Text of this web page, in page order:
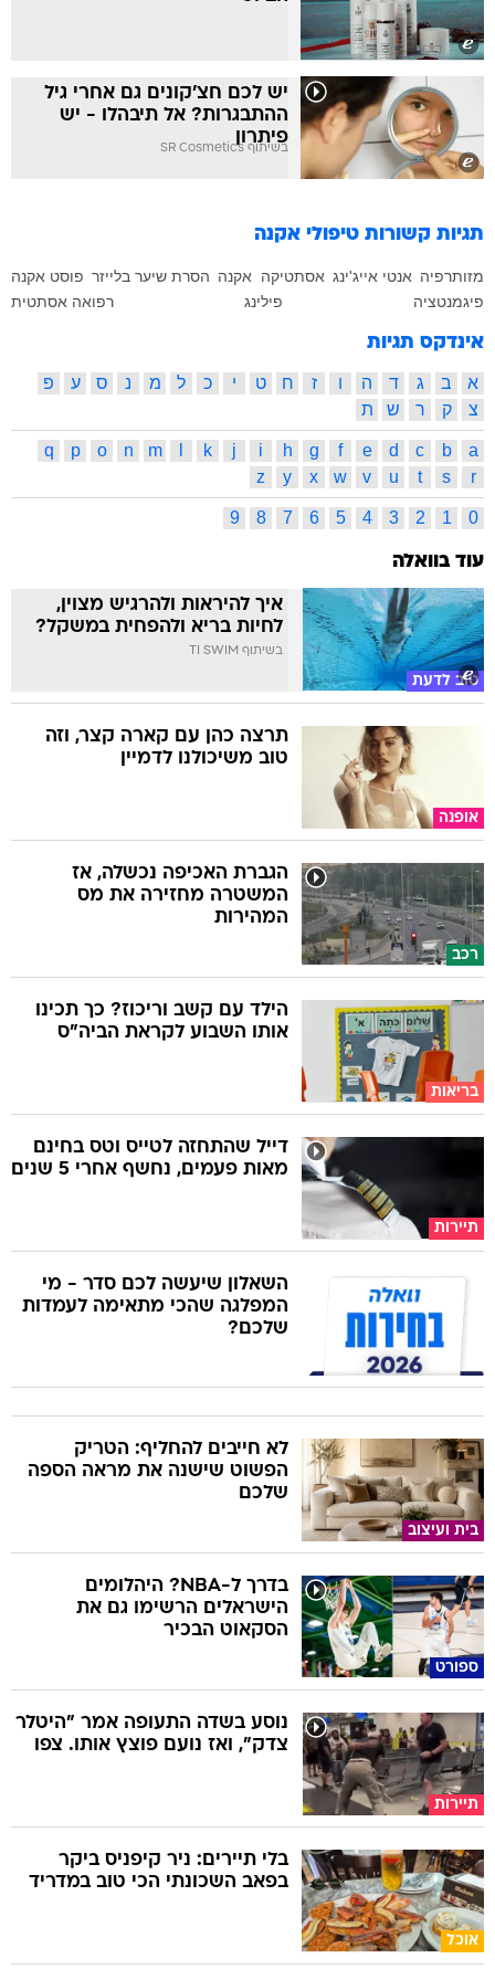
יש לכם חצ'קונים גם אחרי גיל
ההתבגרות? אל תיבהלו - יש
פיתרון
בשיתוף SR Cosmetics
תגיות קשורות טיפולי אקנה
מזותרפיה אנטי אייג'ינג אסתטיקה אקנה הסרת שיער בלייזר פוסט אקנה
פיגמנטציה
פילינג רפואה אסתטית
אינדקס תגיות
א ב ג ד ה ו ז ח ט י כ ל מ נ ס ע
פ
צ
ק ר ש ת
a
b
c
d
e
f
g
h
i
j
k
m
n
o
p
q
r
s
t
u
v
w
x
y
z
0
1
2
3
4
5
6
7
8
9
עוד בוואלה
טוב לדעת
איך להיראות ולהרגיש מצוין,
לחיות בריא ולהפחית במשקל?
בשיתוף TI SWIM
אופנה
תרצה כהן עם קארה קצר, וזה
טוב משיכולנו לדמיין
רכב
הגברת האכיפה נכשלה, אז
המשטרה מחזירה את מס
המהירות
בריאות
הילד עם קשב וריכוז? כך תכינו
אותו השבוע לקראת הביה"ס
תיירות
דייל שהתחזה לטייס וטס בחינם
מאות פעמים, נחשף אחרי 5 שנים
השאלון שיעשה לכם סדר - מי
המפלגה שהכי מתאימה לעמדות
שלכם?
בית ועיצוב
לא חייבים להחליף: הטריק
הפשוט שישנה את מראה הספה
שלכם
ספורט
בדרך ל-NBA? היהלומים
הישראלים הרשימו גם את
הסקאוט הבכיר
תיירות
נוסע בשדה התעופה אמר "היטלר
צדק", ואז נועם פוצץ אותו. צפו
אוכל
בלי תיירים: ניר קיפניס ביקר
בפאב השכונתי הכי טוב במדריד